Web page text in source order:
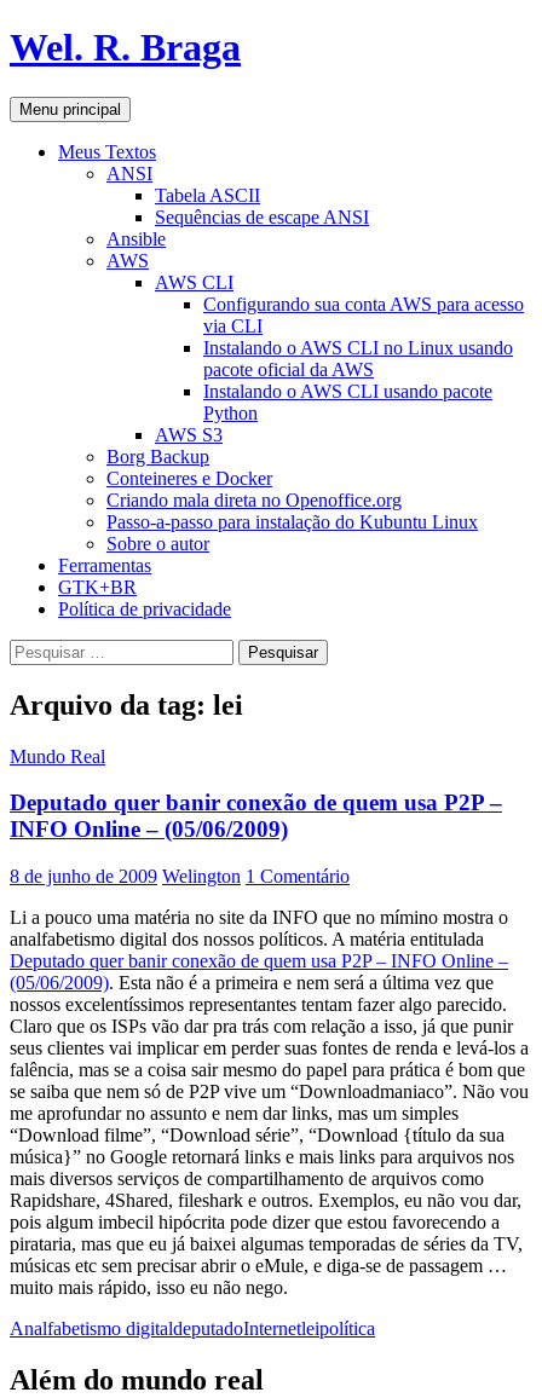
Pular
para
conteúdo
Wel. R. Braga
Pesquisar
Menu principal
Meus Textos
ANSI
Tabela ASCII
Sequências de escape ANSI
Ansible
AWS
AWS CLI
Configurando sua conta AWS para acesso
via CLI
Instalando o AWS CLI no Linux usando
pacote oficial da AWS
Instalando o AWS CLI usando pacote
Python
AWS S3
Borg Backup
Conteineres e Docker
Criando mala direta no Openoffice.org
Passo-a-passo para instalação do Kubuntu Linux
Sobre o autor
Ferramentas
GTK+BR
Política de privacidade
Pesquisar
por:
Arquivo da tag: lei
Mundo Real
Deputado quer banir conexão de quem usa P2P –
INFO Online – (05/06/2009)
8 de junho de 2009 Welington 1 Comentário
Li a pouco uma matéria no site da INFO que no mímino mostra o
analfabetismo digital dos nossos políticos. A matéria entitulada
Deputado quer banir conexão de quem usa P2P – INFO Online –
(05/06/2009). Esta não é a primeira e nem será a última vez que
nossos excelentíssimos representantes tentam fazer algo parecido.
Claro que os ISPs vão dar pra trás com relação a isso, já que punir
seus clientes vai implicar em perder suas fontes de renda e levá-los a
falência, mas se a coisa sair mesmo do papel para prática é bom que
se saiba que nem só de P2P vive um “Downloadmaniaco”. Não vou
me aprofundar no assunto e nem dar links, mas um simples
“Download filme”, “Download série”, “Download {título da sua
música}” no Google retornará links e mais links para arquivos nos
mais diversos serviços de compartilhamento de arquivos como
Rapidshare, 4Shared, fileshark e outros. Exemplos, eu não vou dar,
pois algum imbecil hipócrita pode dizer que estou favorecendo a
pirataria, mas que eu já baixei algumas temporadas de séries da TV,
músicas etc sem precisar abrir o eMule, e diga-se de passagem …
muito mais rápido, isso eu não nego.
Analfabetismo digitaldeputadoInternetleipolítica
Além do mundo real